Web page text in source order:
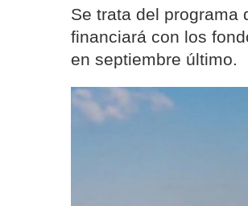
Se trata del programa
financiará con los
en septiembre último.